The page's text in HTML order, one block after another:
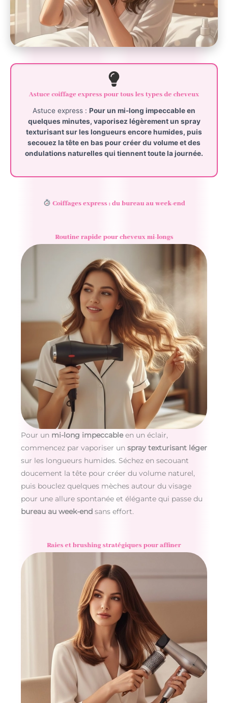
Astuce coiffage express pour tous les types de cheveux
Astuce express : Pour un mi-long impeccableen
quelques minutes, vaporisez légèrement un spray
texturisantsur les longueurs encore humides, puis
secouez la tête en bas pour créer du volume et des
ondulations naturelles qui tiennent toute la journée.
Coiffages express : du bureau au week-end
Routine rapide pour cheveux mi-longs
Pour un mi-long impeccableen un éclair,
commencez par vaporiser un spray texturisant léger
sur les longueurs humides. Séchez en secouant
doucement la tête pour créer du volume naturel,
puis bouclez quelques mèches autour du visage
pour une allure spontanée et élégante qui passe du
bureau au week-endsans effort.
Raies et brushing stratégiques pour affiner